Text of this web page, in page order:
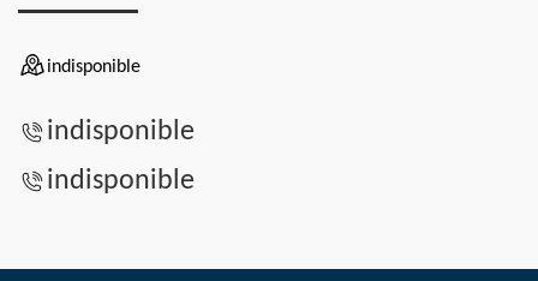
indisponible
indisponible
indisponible